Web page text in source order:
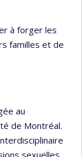
à forger les
familles et de
au
de Montréal.
sexuelles